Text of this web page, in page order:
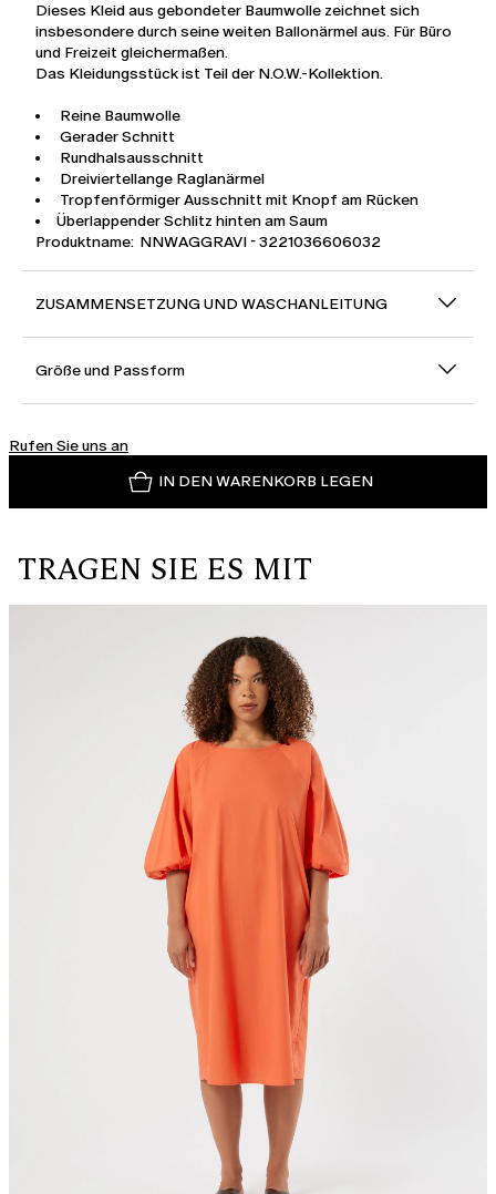
Dieses Kleid aus gebondeter Baumwolle zeichnet sich
insbesondere durch seine weiten Ballonärmel aus. Für Büro
und Freizeit gleichermaßen.
Das Kleidungsstück ist Teil der N.O.W.-Kollektion.
Reine Baumwolle
Gerader Schnitt
Rundhalsausschnitt
Dreiviertellange Raglanärmel
Tropfenförmiger Ausschnitt mit Knopf am Rücken
Überlappender Schlitz hinten am Saum
Produktname: NNWAGGRAVI - 3221036606032
ZUSAMMENSETZUNG UND WASCHANLEITUNG
Größe und Passform
Rufen Sie uns an
IN DEN WARENKORB LEGEN
TRAGEN SIE ES MIT